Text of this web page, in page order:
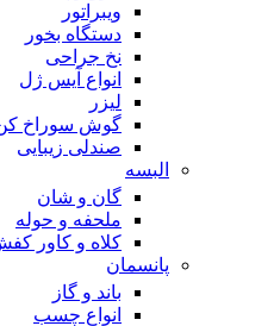
ویبراتور
دستگاه بخور
نخ جراحی
انواع آیس ژل
لیزر
گوش سوراخ
صندلی زیبایی
البسه
گان و شان
ملحفه و حوله
کلاه و کاور
پانسمان
باند و گاز
انواع چسب